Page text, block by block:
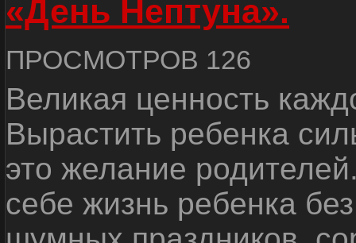
«День Нептуна».
ПРОСМОТРОВ 126
Великая ценность
Вырастить ребенка
это желание
себе жизнь ребенка